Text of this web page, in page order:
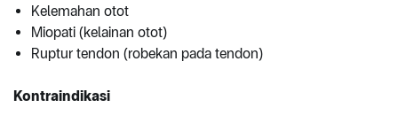
Kelemahan otot
Miopati (kelainan otot)
Ruptur tendon (robekan pada tendon)
Kontraindikasi